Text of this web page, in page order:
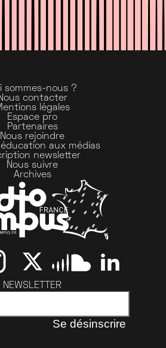
sommes-nous ?
Nous contacter
légales
Espace pro
Partenaires
Nous rejoindre
aux médias
newsletter
Nous suivre
Archives
NEWSLETTER
Se désinscrire